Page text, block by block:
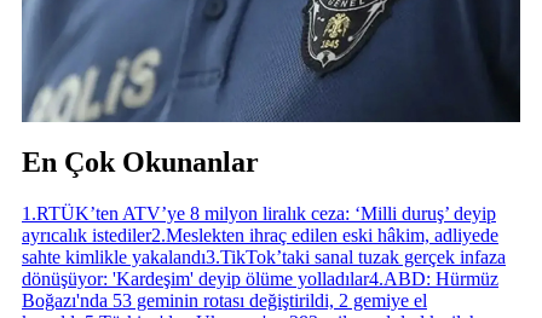
En Çok Okunanlar
1 .RTÜK’ten ATV’ye 8 milyon liralık ceza: ‘Milli duruş’ deyip
ayrıcalık istediler2.Meslekten ihraç edilen eski hâkim, adliyede
sahte kimlikle yakalandı3.TikTok’taki sanal tuzak gerçek infaza
dönüşüyor: 'Kardeşim' deyip ölüme yolladılar4.ABD: Hürmüz
Boğazı'nda 53 geminin rotası değiştirildi, 2 gemiye el